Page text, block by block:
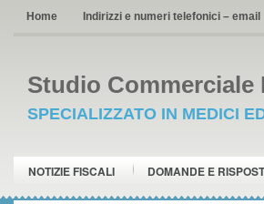
Home Indirizzi e numeri telefonici – email
Studio
SPECIALIZZATO IN MEDICI
NOTIZIE FISCALI DOMANDE E